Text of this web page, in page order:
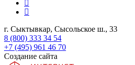
г. Сыктывкар, Сысольское ш., 33
8 (800) 333 34 54
+7 (495) 961 46 70
Создание сайта